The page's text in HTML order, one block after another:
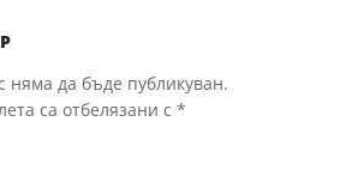
да бъде публикуван.
са отбелязани с *